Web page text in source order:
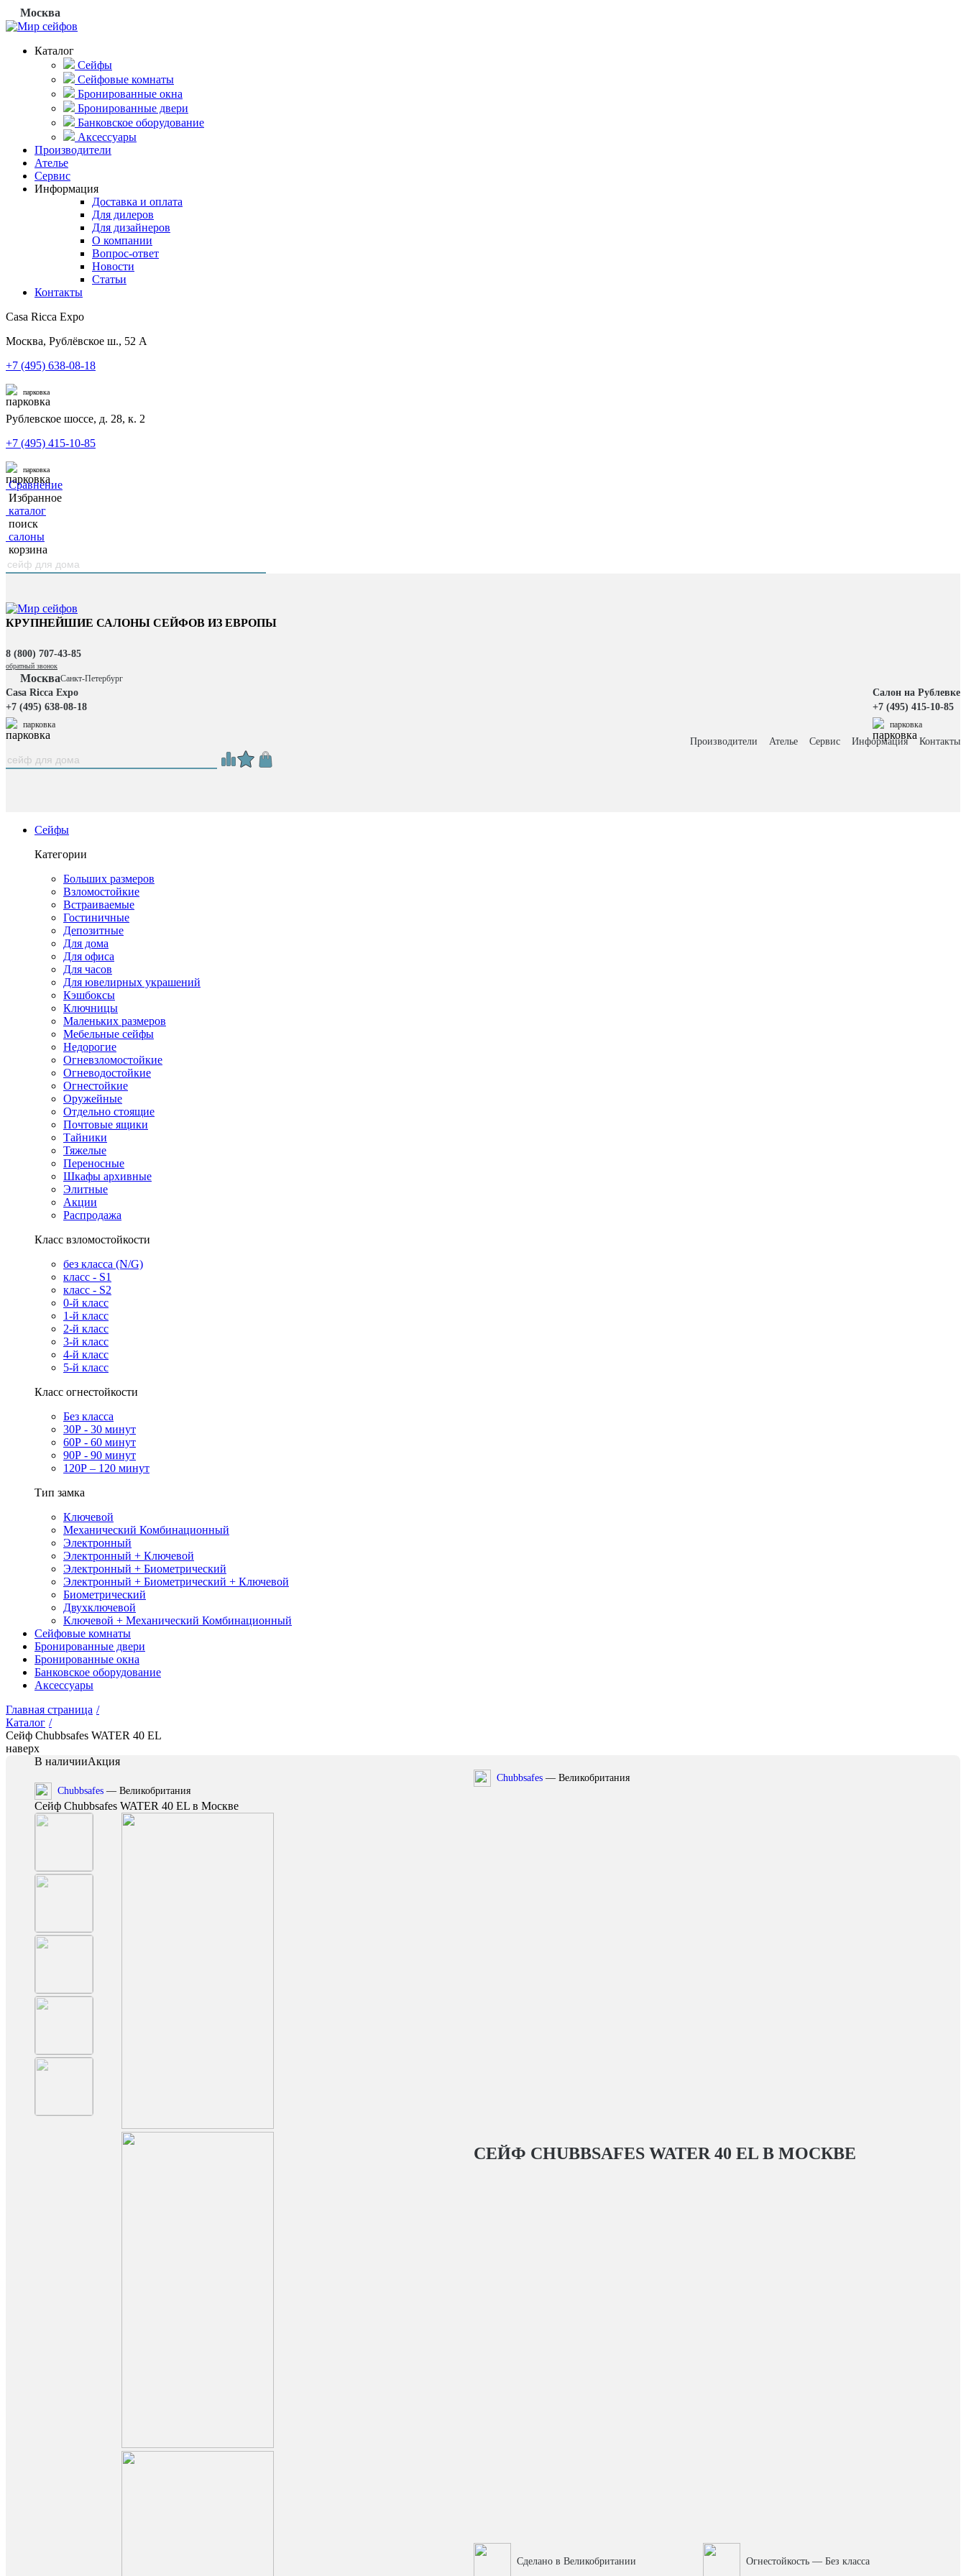
Москва
Каталог
Сейфы
Сейфовые комнаты
Бронированные окна
Бронированные двери
Банковское оборудование
Аксессуары
Производители
Ателье
Сервис
Информация
Доставка и оплата
Для дилеров
Для дизайнеров
О компании
Вопрос-ответ
Новости
Статьи
Контакты
Casa Ricca Expo
Москва, Рублёвское ш., 52 А
+7 (495) 638-08-18
парковка
Рублевское шоссе, д. 28, к. 2
+7 (495) 415-10-85
парковка
Сравнение
Избранное
каталог
поиск
салоны
корзина
КРУПНЕЙШИЕ САЛОНЫ СЕЙФОВ ИЗ ЕВРОПЫ
8 (800) 707-43-85
обратный звонок
МоскваСанкт-Петербург
Casa Ricca Expo
+7 (495) 638-08-18
парковка
Салон на Рублевке
+7 (495) 415-10-85
парковка
Производители Ателье Сервис Информация Контакты
Сейфы
Категории
Больших размеров
Взломостойкие
Встраиваемые
Гостиничные
Депозитные
Для дома
Для офиса
Для часов
Для ювелирных украшений
Кэшбоксы
Ключницы
Маленьких размеров
Мебельные сейфы
Недорогие
Огневзломостойкие
Огневодостойкие
Огнестойкие
Оружейные
Отдельно стоящие
Почтовые ящики
Тайники
Тяжелые
Переносные
Шкафы архивные
Элитные
Акции
Распродажа
Класс взломостойкости
без класса (N/G)
класс - S1
класс - S2
0-й класс
1-й класс
2-й класс
3-й класс
4-й класс
5-й класс
Класс огнестойкости
Без класса
30Р - 30 минут
60Р - 60 минут
90Р - 90 минут
120Р – 120 минут
Тип замка
Ключевой
Механический Комбинационный
Электронный
Электронный + Ключевой
Электронный + Биометрический
Электронный + Биометрический + Ключевой
Биометрический
Двухключевой
Ключевой + Механический Комбинационный
Сейфовые комнаты
Бронированные двери
Бронированные окна
Банковское оборудование
Аксессуары
Главная страница /
Каталог /
Сейф Chubbsafes WATER 40 EL
наверх
В наличииАкция
Chubbsafes — Великобритания
Сейф Chubbsafes WATER 40 EL в Москве
Chubbsafes — Великобритания
СЕЙФ CHUBBSAFES WATER 40 EL В МОСКВЕ
Сделано в Великобритании Огнестойкость — Без класса